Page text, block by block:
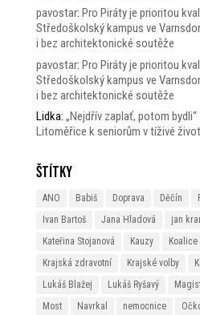
pavostar: Pro Piráty je prioritou
Středoškolský kampus ve
i bez architektonické soutěže
pavostar: Pro Piráty je prioritou
Středoškolský kampus ve
i bez architektonické soutěže
Lidka: „Nejdřív zaplať, potom
Litoměřice k seniorům v tíživé
Štítky
ANO Babiš Doprava Děčín
Ivan Bartoš
Jana Hladová jan
Kateřina Stojanová
Kauzy Koalice
Krajská zdravotní
Krajské volby
Lukáš Blažej
Lukáš Ryšavý
Most
Navrkal nemocnice